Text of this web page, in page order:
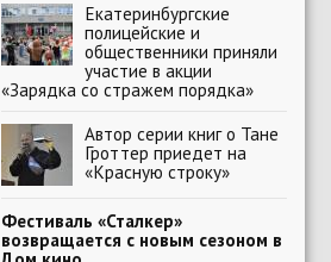
Екатеринбургские
полицейские и
общественники приняли
участие в акции
«Зарядка со стражем порядка»
Автор серии книг о Тане
Гроттер приедет на
«Красную строку»
Фестиваль «Сталкер»
возвращается с новым сезоном в